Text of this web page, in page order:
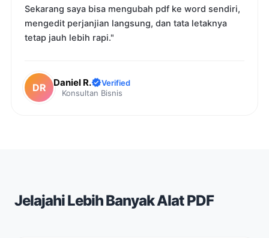
Sekarang saya bisa mengubah pdf ke word sendiri,
mengedit perjanjian langsung, dan tata letaknya
tetap jauh lebih rapi."
DR Daniel R.
Verified
Konsultan Bisnis
Jelajahi Lebih Banyak Alat PDF